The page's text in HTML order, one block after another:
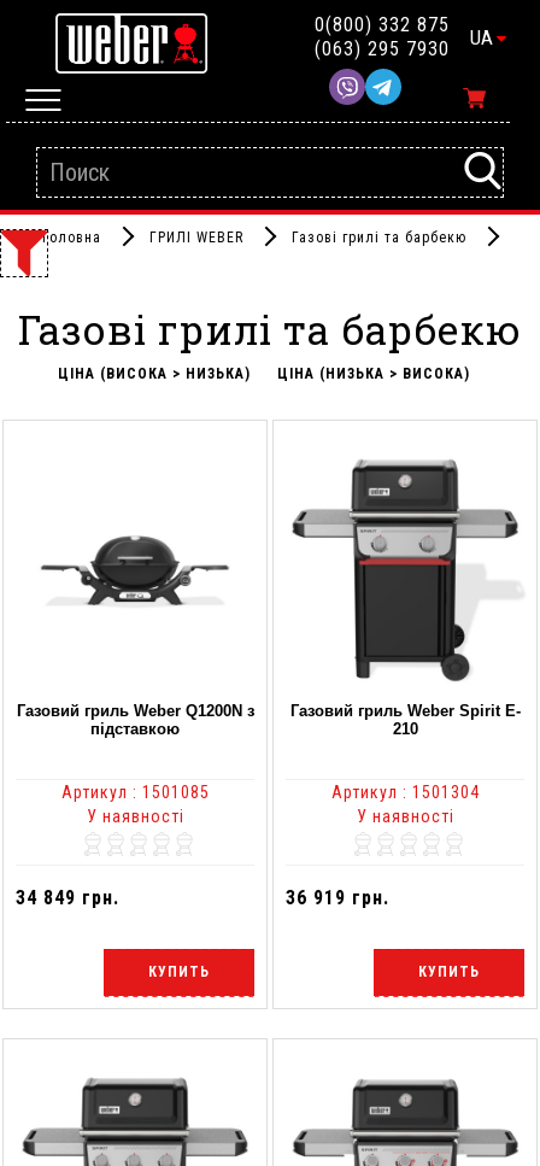
0(800) 332 875
(063) 295 7930
UA
Головна ГРИЛІ WEBER Газові грилі та барбекю
Газові грилі та барбекю
ЦІНА (ВИСОКА > НИЗЬКА) ЦІНА (НИЗЬКА > ВИСОКА)
Газовий гриль Weber Q1200N з
підставкою
Артикул : 1501085
У наявності
34 849 грн.
КУПИТЬ
Газовий гриль Weber Spirit E-
210
Артикул : 1501304
У наявності
36 919 грн.
КУПИТЬ